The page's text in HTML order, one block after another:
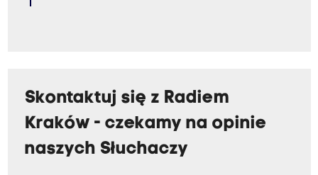
Skontaktuj się z Radiem
Kraków - czekamy na opinie
naszych Słuchaczy